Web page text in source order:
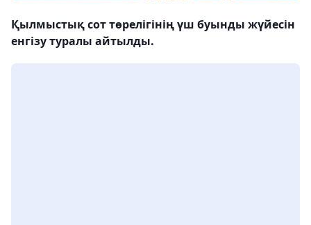
Қылмыстық сот төрелігінің үш буынды жүйесін
енгізу туралы айтылды.